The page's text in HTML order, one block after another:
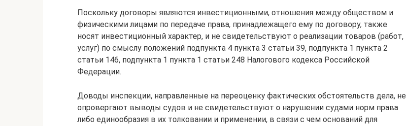
Поскольку договоры являются инвестиционными, отношения между обществом и
физическими лицами по передаче права, принадлежащего ему по договору, также
носят инвестиционный характер, и не свидетельствуют о реализации товаров (работ,
услуг) по смыслу положений подпункта 4 пункта 3 статьи 39, подпункта 1 пункта 2
статьи 146, подпункта 1 пункта 1 статьи 248 Налогового кодекса Российской
Федерации.
Доводы инспекции, направленные на переоценку фактических обстоятельств дела, не
опровергают выводы судов и не свидетельствуют о нарушении судами норм права
либо единообразия в их толковании и применении, в связи с чем оснований для